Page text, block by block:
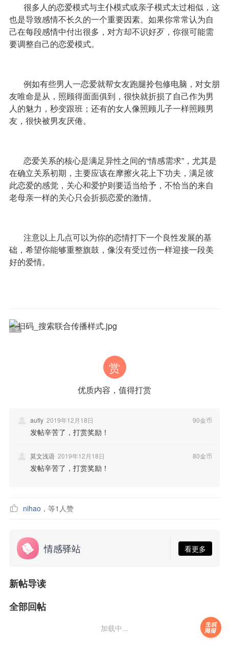
很多人的恋爱模式与主仆模式或亲子模式太过相似，这
也是导致感情不长久的一个重要因素。如果你常常认为自
己在每段感情中付出很多，对方却不识好歹，你很可能需
要调整自己的恋爱模式。
例如有些男人一恋爱就帮女友跑腿拎包修电脑，对女朋
友唯命是从，照顾得面面俱到，很快就折损了自己作为男
人的魅力，秒变跟班；还有的女人像照顾儿子一样照顾男
友，很快被男友厌倦。
恋爱关系的核心是满足异性之间的“情感需求”，尤其是
在确立关系初期，主要应该在摩擦火花上下功夫，满足彼
此恋爱的感觉，关心和爱护则要适当给予，不恰当的来自
老母亲一样的关心只会折损恋爱的激情。
注意以上几点可以为你的恋情打下一个良性发展的基
础，希望你能够重整旗鼓，像没有受过伤一样迎接一段美
好的爱情。
赏
优质内容，值得打赏
90金币
aufly 2019年12月18日
发帖辛苦了，打赏奖励！
80金币
莫文浅语 2019年12月18日
发帖辛苦了，打赏奖励！
nihao ， 等1 人赞
情感驿站 看更多
新帖导读
全部回帖
加载中...